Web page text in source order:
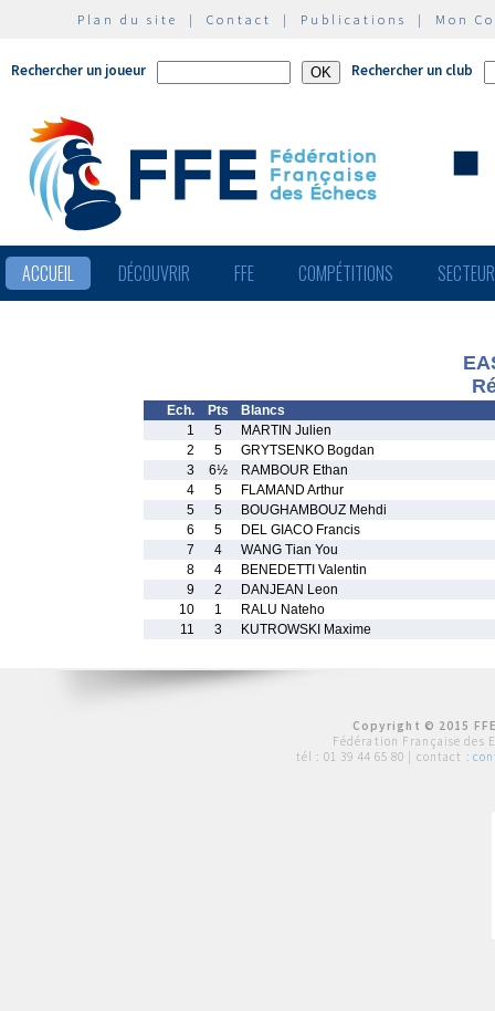
Plan du site | Contact | Publications | Mon
Rechercher un joueur Rechercher un club
ACCUEIL DÉCOUVRIR FFE COMPÉTITIONS
Ech. Pts
Blancs
1
5
MARTIN Julien
2
5
GRYTSENKO Bogdan
3
6½
RAMBOUR Ethan
4
5
FLAMAND Arthur
5
5
BOUGHAMBOUZ Mehdi
6
5
DEL GIACO Francis
7
4
WANG Tian You
8
4
BENEDETTI Valentin
9
2
DANJEAN Leon
10
1
RALU Nateho
11
3 KUTROWSKI Maxime
Copyright © 2015
Fédération Française des
tél : 01 39 44 65 80 | contact :